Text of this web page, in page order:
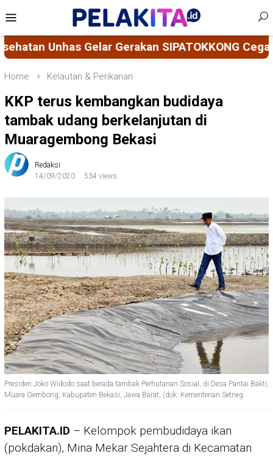
to
content
Menu
Cegah Keracunan Bahan Kimia
Home Kelautan & Perikanan
KKP terus kembangkan budidaya
tambak udang berkelanjutan di
Muaragembong Bekasi
Redaksi
14/09/2020
534 views
Presiden Joko Widodo saat berada tambak Perhutanan Sosial, di Desa Pantai Bakti,
Muara Gembong, Kabupaten Bekasi, Jawa Barat, (dok: Kementerian Setneg
PELAKITA.ID – Kelompok pembudidaya ikan
(pokdakan), Mina Mekar Sejahtera di Kecamatan